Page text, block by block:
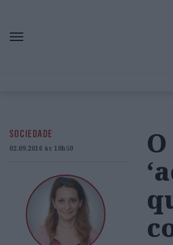
SOCIEDADE
02.09.2016 às 10h50